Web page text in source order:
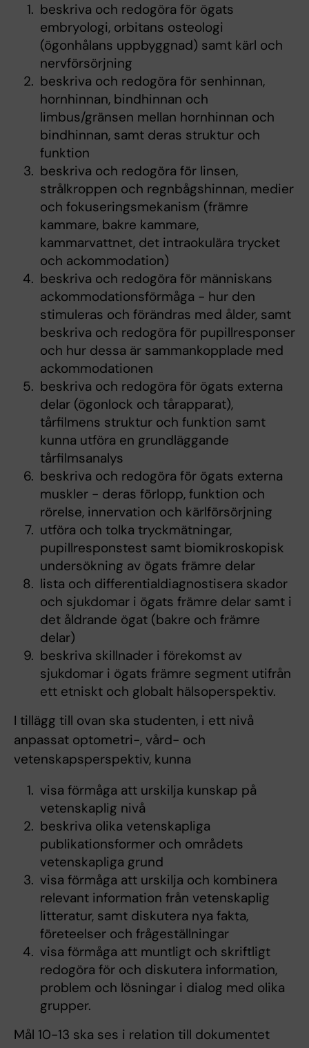
beskriva och redogöra för ögats
embryologi, orbitans osteologi
(ögonhålans uppbyggnad) samt kärl och
nervförsörjning
beskriva och redogöra för senhinnan,
hornhinnan, bindhinnan och
limbus/gränsen mellan hornhinnan och
bindhinnan, samt deras struktur och
funktion
beskriva och redogöra för linsen,
strålkroppen och regnbågshinnan, medier
och fokuseringsmekanism (främre
kammare, bakre kammare,
kammarvattnet, det intraokulära trycket
och ackommodation)
beskriva och redogöra för människans
ackommodationsförmåga - hur den
stimuleras och förändras med ålder, samt
beskriva och redogöra för pupillresponser
och hur dessa är sammankopplade med
ackommodationen
beskriva och redogöra för ögats externa
delar (ögonlock och tårapparat),
tårfilmens struktur och funktion samt
kunna utföra en grundläggande
tårfilmsanalys
beskriva och redogöra för ögats externa
muskler - deras förlopp, funktion och
rörelse, innervation och kärlförsörjning
utföra och tolka tryckmätningar,
pupillresponstest samt biomikroskopisk
undersökning av ögats främre delar
lista och differentialdiagnostisera skador
och sjukdomar i ögats främre delar samt i
det åldrande ögat (bakre och främre
delar)
beskriva skillnader i förekomst av
sjukdomar i ögats främre segment utifrån
ett etniskt och globalt hälsoperspektiv.
I tillägg till ovan ska studenten, i ett nivå
anpassat optometri-, vård- och
vetenskapsperspektiv, kunna
visa förmåga att urskilja kunskap på
vetenskaplig nivå
beskriva olika vetenskapliga
publikationsformer och områdets
vetenskapliga grund
visa förmåga att urskilja och kombinera
relevant information från vetenskaplig
litteratur, samt diskutera nya fakta,
företeelser och frågeställningar
visa förmåga att muntligt och skriftligt
redogöra för och diskutera information,
problem och lösningar i dialog med olika
grupper.
Mål 10-13 ska ses i relation till dokumentet